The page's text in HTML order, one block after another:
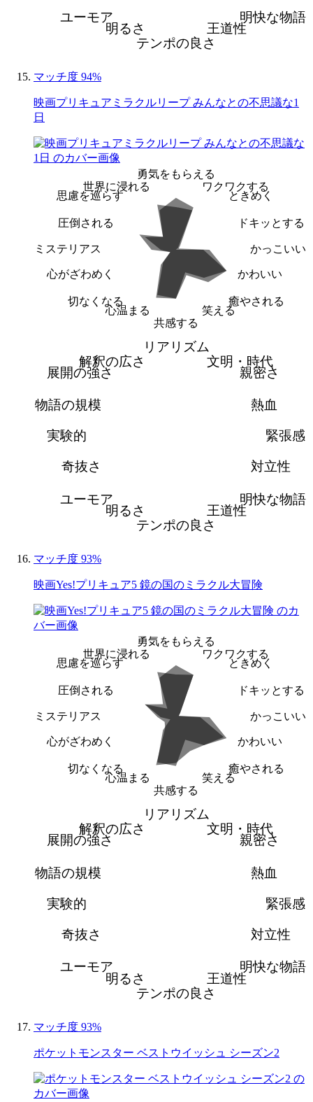
明快な物語
王道性
テンポの良さ
明るさ
ユーモア
マッチ度 94%
映画プリキュアミラクルリープ みんなとの不思議な1
日
勇気をもらえる
ワクワクする
ときめく
ドキッとする
かっこいい
かわいい
癒やされる
笑える
共感する
心温まる
切なくなる
心がざわめく
ミステリアス
圧倒される
思慮を巡らす
世界に浸れる
リアリズム
文明・時代
親密さ
熱血
緊張感
対立性
明快な物語
王道性
テンポの良さ
明るさ
ユーモア
奇抜さ
実験的
物語の規模
展開の強さ
解釈の広さ
マッチ度 93%
映画Yes!プリキュア5 鏡の国のミラクル大冒険
勇気をもらえる
ワクワクする
ときめく
ドキッとする
かっこいい
かわいい
癒やされる
笑える
共感する
心温まる
切なくなる
心がざわめく
ミステリアス
圧倒される
思慮を巡らす
世界に浸れる
リアリズム
文明・時代
親密さ
熱血
緊張感
対立性
明快な物語
王道性
テンポの良さ
明るさ
ユーモア
奇抜さ
実験的
物語の規模
展開の強さ
解釈の広さ
マッチ度 93%
ポケットモンスター ベストウイッシュ シーズン2